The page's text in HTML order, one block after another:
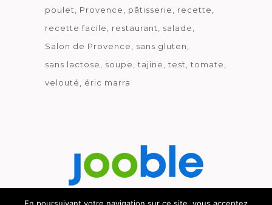
poulet
Provence pâtisserie
recette
recette facile
restaurant
salade
Salon de Provence
sans gluten
sans lactose
soupe tajine test
tomate
velouté
éric marra